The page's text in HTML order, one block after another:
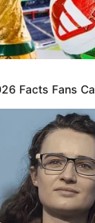
Facts Fans